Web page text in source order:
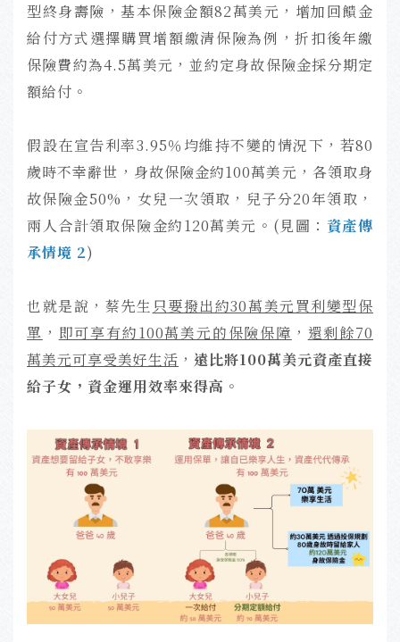
型終身壽險，基本保險金額82萬美元，增加回饋金
給付方式選擇購買增額繳清保險為例，折扣後年繳
保險費約為4.5萬美元，並約定身故保險金採分期定
額給付。
假設在宣告利率3.95％均維持不變的情況下，若80
歲時不幸辭世，身故保險金約100萬美元，各領取身
故保險金50%，女兒一次領取，兒子分20年領取，
兩人合計領取保險金約120萬美元。(見圖： 資產傳
承情境 2)
也就是說，蔡先生 只要撥出約30萬美元買利變型保
單 ， 即可享有約100萬美元的保險保障 ， 還剩餘70
萬美元可享受美好生活 ， 遠比將100萬美元資產直接
給子女，資金運用效率來得高 。